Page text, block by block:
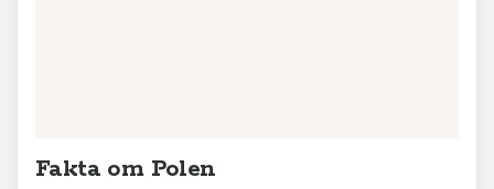
Fakta om Polen